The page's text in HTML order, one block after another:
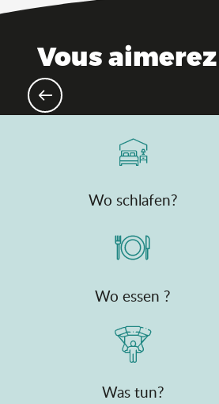
Vous aimerez
10 Gründe, warum
Wo schlafen?
Wo essen ?
Was tun?